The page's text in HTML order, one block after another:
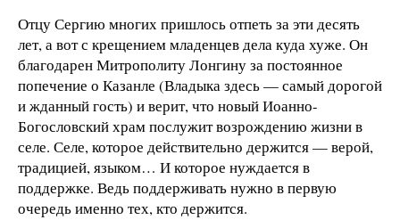
Отцу Сергию многих пришлось отпеть за эти десять
лет, а вот с крещением младенцев дела куда хуже. Он
благодарен Митрополиту Лонгину за постоянное
попечение о Казанле (Владыка здесь — самый дорогой
и жданный гость) и верит, что новый Иоанно-
Богословский храм послужит возрождению жизни в
селе. Селе, которое действительно держится — верой,
традицией, языком… И которое нуждается в
поддержке. Ведь поддерживать нужно в первую
очередь именно тех, кто держится.